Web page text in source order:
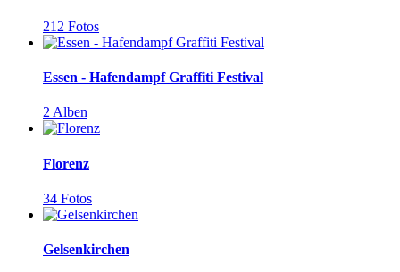
212 Fotos
Essen - Hafendampf Graffiti Festival
2 Alben
Florenz
34 Fotos
Gelsenkirchen